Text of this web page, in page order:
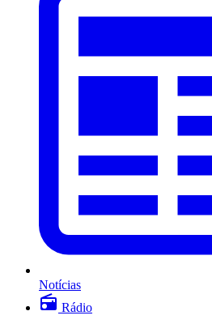
Notícias
Rádio